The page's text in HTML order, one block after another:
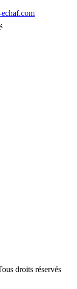
droits réservés